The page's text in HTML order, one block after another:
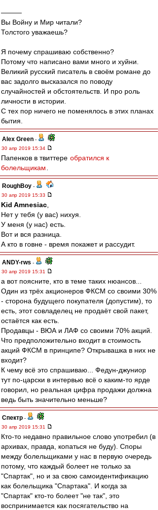
———
Вы Войну и Мир читали?
Толстого уважаешь?
Я почему спрашиваю собственно?
Потому что написано вами много и хуйни.
Великий русский писатель в своём романе до
вас задолго высказался по поводу
случайностей и обстоятельств. И про роль
личности в истории.
С тех пор ничего не поменялось в этих планах
бытия.
Alex Green -
30 апр 2019 15:34
Папенков в твиттере обратился к
болельщикам
RoughBoy -
30 апр 2019 15:33
Kid Amnesiac
Нет у тебя (у вас) нихуя.
У меня (у нас) есть.
Вот и вся разница.
А кто в говне - время покажет и рассудит.
ANDY-rws -
30 апр 2019 15:31
а вот поясните, кто в теме таких нюансов...
Один из трёх акционеров ФКСМ со своими 30%
- сторона будущего покупателя (допустим), то
есть, этот совладелец не продаёт свой пакет,
остаётся как есть.
Продавцы - ВЮА и ЛАФ со своими 70% акций.
Что предположительно входит в стоимость
акций ФКСМ в принципе? Открывашка в них не
входит?
К чему всё это спрашиваю... Федун-джуниор
тут по-царски в интервью всё о каким-то ярде
говорил, но реальная цифра продажи должна
ведь быть значительно меньше?
Спектр -
30 апр 2019 15:31
Кто-то недавно правильное слово употребил (в
архивах, правда, копаться не буду). Споры
между болельщиками у нас в первую очередь
потому, что каждый болеет не только за
"Спартак", но и за свою самоидентификацию
как болельщика "Спартака". И когда за
"Спартак" кто-то болеет "не так", это
воспринимается как посягательство на